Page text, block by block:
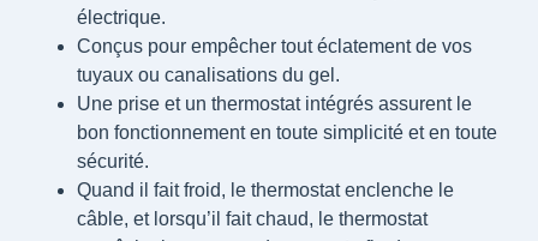
électrique.
Conçus pour empêcher tout éclatement de vos
tuyaux ou canalisations du gel.
Une prise et un thermostat intégrés assurent le
bon fonctionnement en toute simplicité et en toute
sécurité.
Quand il fait froid, le thermostat enclenche le
câble, et lorsqu’il fait chaud, le thermostat